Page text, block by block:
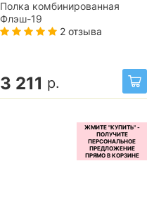
Полка комбинированная
Флэш-19
2 отзыва
3 211 р.